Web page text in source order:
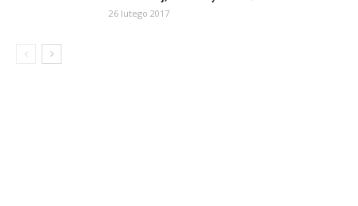
26 lutego 2017